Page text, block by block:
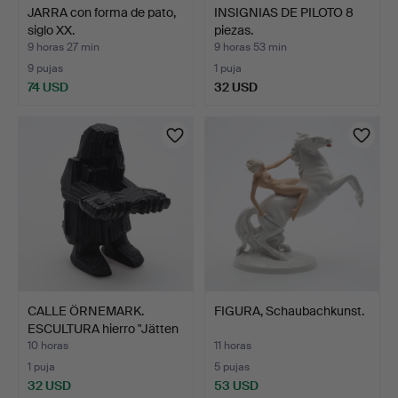
JARRA con forma de pato,
siglo XX.
9 horas 27 min
9 pujas
74 USD
INSIGNIAS DE PILOTO 8
piezas.
9 horas 53 min
1 puja
32 USD
CALLE ÖRNEMARK.
ESCULTURA hierro "Jätten
V…
10 horas
1 puja
32 USD
FIGURA, Schaubachkunst.
11 horas
5 pujas
53 USD